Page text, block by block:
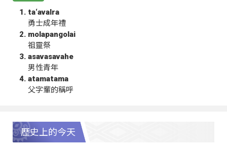
ta‘avalra
勇士成年禮
molapangolai
祖靈祭
asavasavahe
男性青年
atamatama
父字輩的稱呼
歷史上的今天